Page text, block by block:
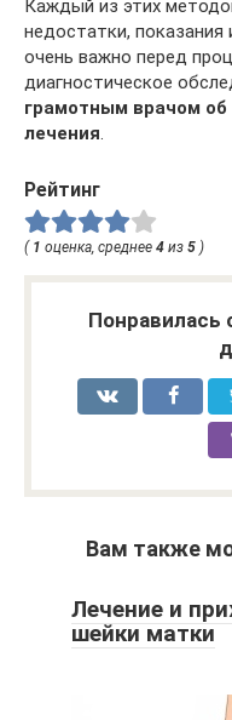
Каждый из этих
недостатки, показания
очень важно перед
диагностическое
грамотным врачом
лечения.
Рейтинг
( 1 оценка, среднее 4 из 5 )
Понравилась
Вам также
Лечение и
шейки матки